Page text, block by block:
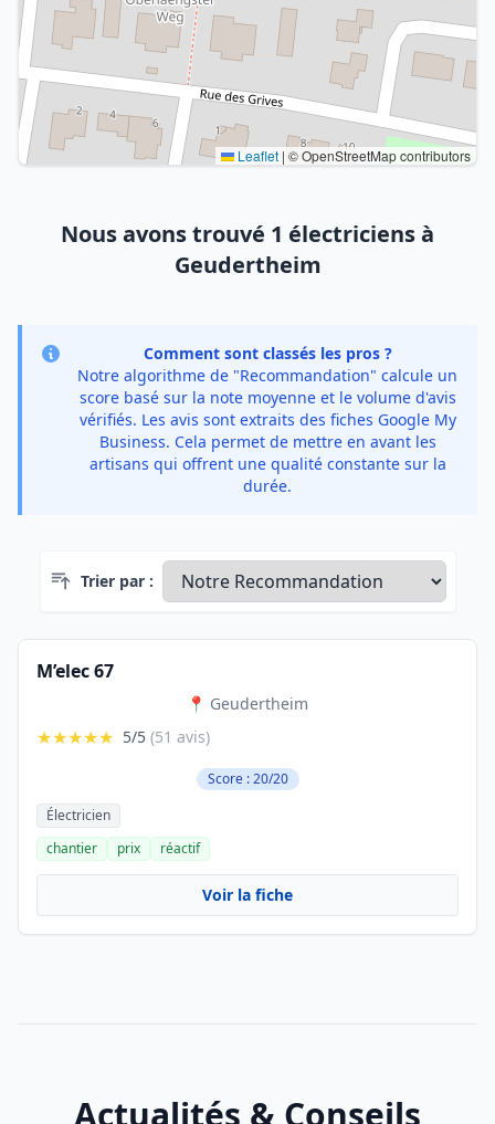
Leaflet | © OpenStreetMap contributors
Nous avons trouvé 1 électriciens à
Geudertheim
Comment sont classés les pros ?
Notre algorithme de "Recommandation" calcule un
score basé sur la note moyenne et le volume d'avis
vérifiés. Les avis sont extraits des fiches Google My
Business. Cela permet de mettre en avant les
artisans qui offrent une qualité constante sur la
durée.
Trier par :
M’elec 67
📍 Geudertheim
★★★★★ 5/5 (51 avis)
Score : 20/20
Électricien
chantier
prix réactif
Voir la fiche
Actualités & Conseils